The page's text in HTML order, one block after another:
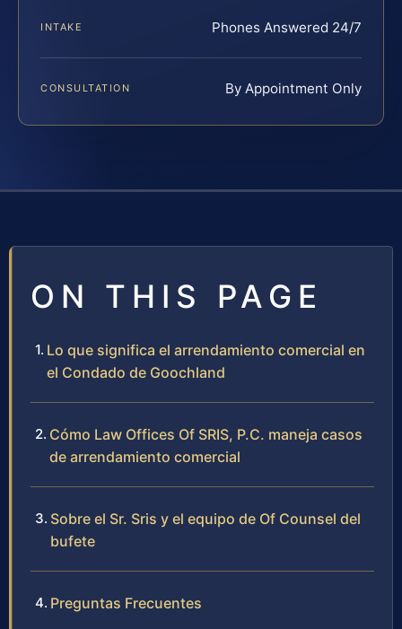
INTAKE Phones Answered 24/7
CONSULTATION By Appointment Only
ON THIS PAGE
Lo que significa el arrendamiento comercial en
el Condado de Goochland
Cómo Law Offices Of SRIS, P.C. maneja casos
de arrendamiento comercial
Sobre el Sr. Sris y el equipo de Of Counsel del
bufete
Preguntas Frecuentes